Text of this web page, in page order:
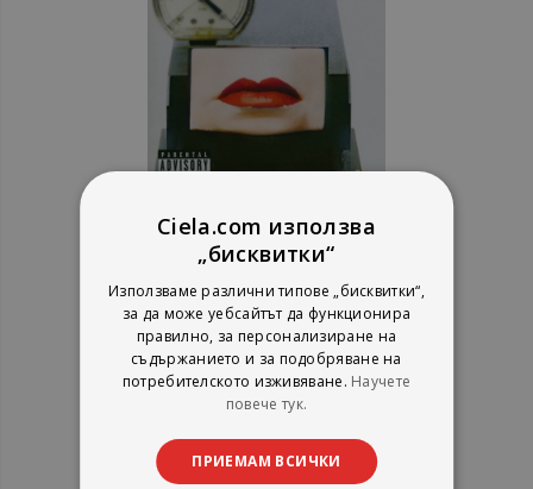
Red Hot Chili Peppers ‎- Greatest
Hits - CD
рейтинг:
1%
9,71 €
18,99 лв.
Ciela.com използва
„бисквитки“
Използваме различни типове „бисквитки“,
за да може уебсайтът да функционира
правилно, за персонализиране на
съдържанието и за подобряване на
потребителското изживяване. Научете
повече тук.
ПРИЕМАМ ВСИЧКИ